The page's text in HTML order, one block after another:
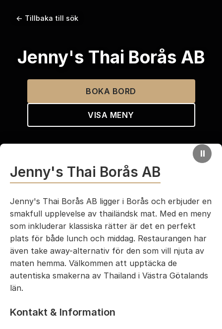
← Tillbaka till sök
Jenny's Thai Borås AB
BOKA BORD
VISA MENY
⏸
Jenny's Thai Borås AB
Jenny's Thai Borås AB ligger i Borås och erbjuder en
smakfull upplevelse av thailändsk mat. Med en meny
som inkluderar klassiska rätter är det en perfekt
plats för både lunch och middag. Restaurangen har
även take away-alternativ för den som vill njuta av
maten hemma. Välkommen att upptäcka de
autentiska smakerna av Thailand i Västra Götalands
län.
Kontakt & Information